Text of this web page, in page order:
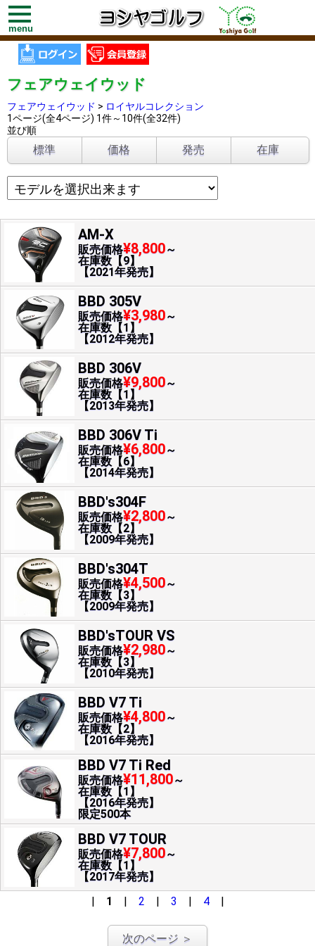
toggle
navigation
menu
フェアウェイウッド
フェアウェイウッド > ロイヤルコレクション
1ページ(全4ページ) 1件～10件(全32件)
並び順
標準 価格 発売 在庫
AM-X
販売価格¥8,800～
在庫数【9】
【2021年発売】
BBD 305V
販売価格¥3,980～
在庫数【1】
【2012年発売】
BBD 306V
販売価格¥9,800～
在庫数【1】
【2013年発売】
BBD 306V Ti
販売価格¥6,800～
在庫数【6】
【2014年発売】
BBD's304F
販売価格¥2,800～
在庫数【2】
【2009年発売】
BBD's304T
販売価格¥4,500～
在庫数【3】
【2009年発売】
BBD'sTOUR VS
販売価格¥2,980～
在庫数【3】
【2010年発売】
BBD V7 Ti
販売価格¥4,800～
在庫数【2】
【2016年発売】
BBD V7 Ti Red
販売価格¥11,800～
在庫数【1】
【2016年発売】
限定500本
BBD V7 TOUR
販売価格¥7,800～
在庫数【1】
【2017年発売】
| 1 | 2 | 3 | 4|
次のページ ＞